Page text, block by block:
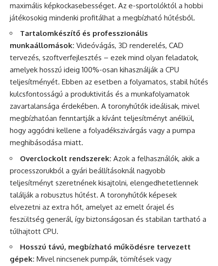
maximális képkockasebességet. Az e-sportolóktól a hobbi
játékosokig mindenki profitálhat a megbízható hűtésből.
Tartalomkészítő és professzionális
munkaállomások: Videóvágás, 3D renderelés, CAD
tervezés, szoftverfejlesztés – ezek mind olyan feladatok,
amelyek hosszú ideig 100%-osan kihasználják a CPU
teljesítményét. Ebben az esetben a folyamatos, stabil hűtés
kulcsfontosságú a produktivitás és a munkafolyamatok
zavartalansága érdekében. A toronyhűtők ideálisak, mivel
megbízhatóan fenntartják a kívánt teljesítményt anélkül,
hogy aggódni kellene a folyadékszivárgás vagy a pumpa
meghibásodása miatt.
Overclockolt rendszerek: Azok a felhasználók, akik a
processzorukból a gyári beállításoknál nagyobb
teljesítményt szeretnének kisajtolni, elengedhetetlennek
találják a robusztus hűtést. A toronyhűtők képesek
elvezetni az extra hőt, amelyet az emelt órajel és
feszültség generál, így biztonságosan és stabilan tartható a
túlhajtott CPU.
Hosszú távú, megbízható működésre tervezett
gépek: Mivel nincsenek pumpák, tömítések vagy